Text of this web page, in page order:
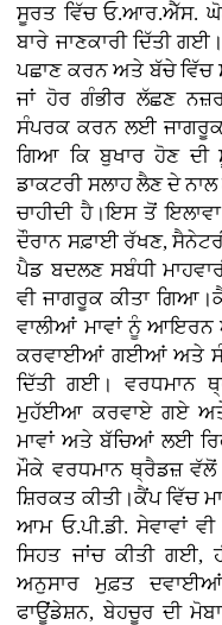
ਸੂਰਤ ਵਿੱਚ ਓ.ਆਰ.ਐੱਸ.
ਬਾਰੇ ਜਾਣਕਾਰੀ ਦਿੱਤੀ
ਪਛਾਣ ਕਰਨ ਅਤੇ ਬੱਚੇ ਵਿੱਚ
ਜਾਂ ਹੋਰ ਗੰਭੀਰ ਲੱਛਣ
ਸੰਪਰਕ ਕਰਨ ਲਈ
ਗਿਆ ਕਿ ਬੁਖਾਰ ਹੋਣ ਦੀ
ਡਾਕਟਰੀ ਸਲਾਹ ਲੈਣ ਦੇ
ਚਾਹੀਦੀ ਹੈ।ਇਸ ਤੋਂ
ਦੌਰਾਨ ਸਫ਼ਾਈ ਰੱਖਣ,
ਪੈਡ ਬਦਲਣ ਸਬੰਧੀ
ਵੀ ਜਾਗਰੂਕ ਕੀਤਾ
ਵਾਲੀਆਂ ਮਾਵਾਂ ਨੂੰ
ਕਰਵਾਈਆਂ ਗਈਆਂ ਅਤੇ
ਦਿੱਤੀ ਗਈ। ਵਰਧਮਾਨ
ਮੁਹੱਈਆ ਕਰਵਾਏ ਗਏ
ਮਾਵਾਂ ਅਤੇ ਬੱਚਿਆਂ ਲਈ
ਮੌਕੇ ਵਰਧਮਾਨ ਥ੍ਰੈਡਜ਼
ਸ਼ਿਰਕਤ ਕੀਤੀ।ਕੈਂਪ ਵਿੱਚ
ਆਮ ਓ.ਪੀ.ਡੀ. ਸੇਵਾਵਾਂ
ਸਿਹਤ ਜਾਂਚ ਕੀਤੀ
ਅਨੁਸਾਰ ਮੁਫ਼ਤ
ਫਾਊਂਡੇਸ਼ਨ, ਬੇਹਚੂਰ ਦੀ